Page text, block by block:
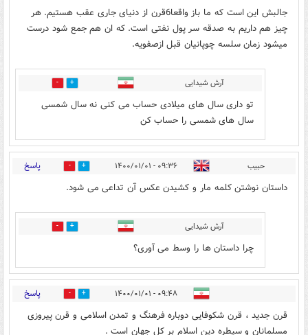
جالبش این است که ما باز واقعا6قرن از دنیای جاری عقب هستیم. هر
چیز هم داریم به صدقه سر پول نفتی است. که ان هم جمع شود درست
میشود زمان سلسه چوپانیان قبل ازصفویه.
آرش شیدایی 0
تو داری سال های میلادی حساب می کنی نه سال شمسی
سال های شمسی را حساب کن
حبیب ۰۹:۳۶ - ۱۴۰۰/۰۱/۰۱ 1 پاسخ
داستان نوشتن کلمه مار و کشیدن عکس آن تداعی می شود.
آرش شیدایی 0
چرا داستان ها را وسط می آوری؟
۰۹:۴۸ - ۱۴۰۰/۰۱/۰۱ 5 پاسخ
قرن جدید ، قرن شکوفایی دوباره فرهنگ و تمدن اسلامی و قرن پیروزی
مسلمانان و سیطره دین اسلام بر کل جهان است .